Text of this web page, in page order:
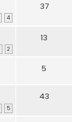
4
37
2
13
5
5
43